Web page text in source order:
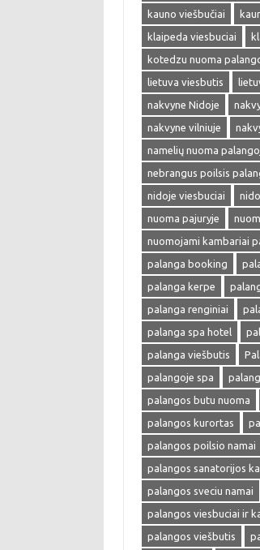
kauno viešbučiai
klaipeda viesbuciai
kotedzu nuoma
lietuva viesbutis
nakvyne Nidoje
nakvyne vilniuje
namelių nuoma
nebrangus poilsis
nidoje viesbuciai
nuoma pajuryje
nuomojami kambariai
palanga booking
palanga kerpe
palanga renginiai
palanga spa hotel
palanga viešbutis
palangoje spa
palangos butu nuoma
palangos kurortas
palangos poilsio namai
palangos sanatorijos
palangos sveciu namai
palangos viesbuciai ir
palangos viešbutis